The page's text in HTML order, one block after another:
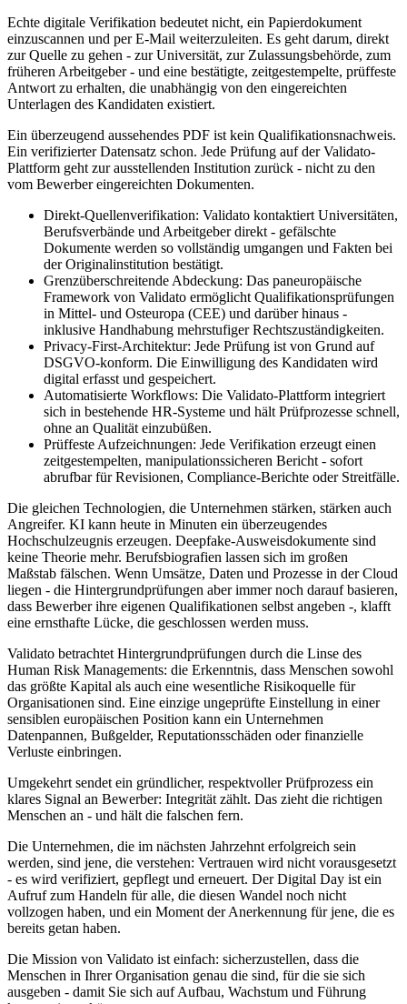
Echte digitale Verifikation bedeutet nicht, ein Papierdokument
einzuscannen und per E-Mail weiterzuleiten. Es geht darum, direkt
zur Quelle zu gehen - zur Universität, zur Zulassungsbehörde, zum
früheren Arbeitgeber - und eine bestätigte, zeitgestempelte, prüffeste
Antwort zu erhalten, die unabhängig von den eingereichten
Unterlagen des Kandidaten existiert.
Ein überzeugend aussehendes PDF ist kein Qualifikationsnachweis.
Ein verifizierter Datensatz schon. Jede Prüfung auf der Validato-
Plattform geht zur ausstellenden Institution zurück - nicht zu den
vom Bewerber eingereichten Dokumenten.
Direkt-Quellenverifikation: Validato kontaktiert Universitäten,
Berufsverbände und Arbeitgeber direkt - gefälschte
Dokumente werden so vollständig umgangen und Fakten bei
der Originalinstitution bestätigt.
Grenzüberschreitende Abdeckung: Das paneuropäische
Framework von Validato ermöglicht Qualifikationsprüfungen
in Mittel- und Osteuropa (CEE) und darüber hinaus -
inklusive Handhabung mehrstufiger Rechtszuständigkeiten.
Privacy-First-Architektur: Jede Prüfung ist von Grund auf
DSGVO-konform. Die Einwilligung des Kandidaten wird
digital erfasst und gespeichert.
Automatisierte Workflows: Die Validato-Plattform integriert
sich in bestehende HR-Systeme und hält Prüfprozesse schnell,
ohne an Qualität einzubüßen.
Prüffeste Aufzeichnungen: Jede Verifikation erzeugt einen
zeitgestempelten, manipulationssicheren Bericht - sofort
abrufbar für Revisionen, Compliance-Berichte oder Streitfälle.
Die gleichen Technologien, die Unternehmen stärken, stärken auch
Angreifer. KI kann heute in Minuten ein überzeugendes
Hochschulzeugnis erzeugen. Deepfake-Ausweisdokumente sind
keine Theorie mehr. Berufsbiografien lassen sich im großen
Maßstab fälschen. Wenn Umsätze, Daten und Prozesse in der Cloud
liegen - die Hintergrundprüfungen aber immer noch darauf basieren,
dass Bewerber ihre eigenen Qualifikationen selbst angeben -, klafft
eine ernsthafte Lücke, die geschlossen werden muss.
Validato betrachtet Hintergrundprüfungen durch die Linse des
Human Risk Managements: die Erkenntnis, dass Menschen sowohl
das größte Kapital als auch eine wesentliche Risikoquelle für
Organisationen sind. Eine einzige ungeprüfte Einstellung in einer
sensiblen europäischen Position kann ein Unternehmen
Datenpannen, Bußgelder, Reputationsschäden oder finanzielle
Verluste einbringen.
Umgekehrt sendet ein gründlicher, respektvoller Prüfprozess ein
klares Signal an Bewerber: Integrität zählt. Das zieht die richtigen
Menschen an - und hält die falschen fern.
Die Unternehmen, die im nächsten Jahrzehnt erfolgreich sein
werden, sind jene, die verstehen: Vertrauen wird nicht vorausgesetzt
- es wird verifiziert, gepflegt und erneuert. Der Digital Day ist ein
Aufruf zum Handeln für alle, die diesen Wandel noch nicht
vollzogen haben, und ein Moment der Anerkennung für jene, die es
bereits getan haben.
Die Mission von Validato ist einfach: sicherzustellen, dass die
Menschen in Ihrer Organisation genau die sind, für die sie sich
ausgeben - damit Sie sich auf Aufbau, Wachstum und Führung